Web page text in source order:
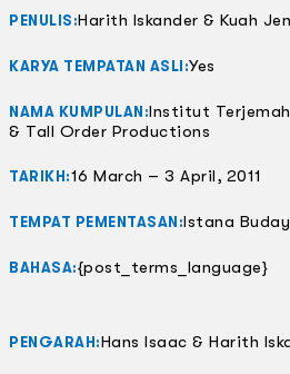
PENULIS:Harith Iskander & Kuah
KARYA TEMPATAN ASLI:Yes
NAMA KUMPULAN:Institut
& Tall Order Productions
TARIKH:16 March – 3 April, 2011
TEMPAT PEMENTASAN:Istana
BAHASA:{post_terms_language}
PENGARAH:Hans Isaac & Harith